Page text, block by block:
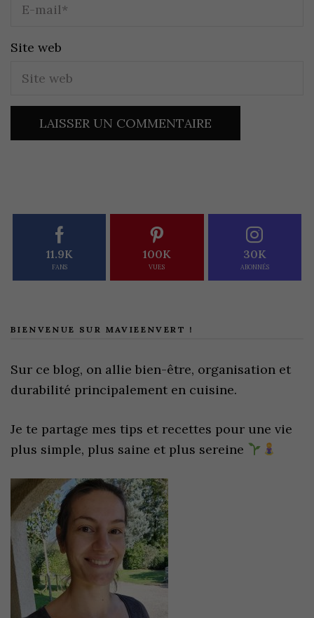
Site web
11.9K
FANS
100K
VUES
30K
ABONNÉS
BIENVENUE SUR MAVIEENVERT !
Sur ce blog, on allie bien-être, organisation et
durabilité principalement en cuisine.
Je te partage mes tips et recettes pour une vie
plus simple, plus saine et plus sereine